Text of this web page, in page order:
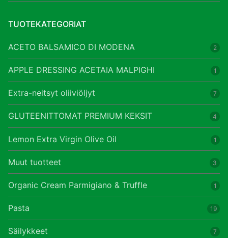
TUOTEKATEGORIAT
ACETO BALSAMICO DI MODENA 2
APPLE DRESSING ACETAIA MALPIGHI 1
Extra-neitsyt oliiviöljyt 7
GLUTEENITTOMAT PREMIUM KEKSIT 4
Lemon Extra Virgin Olive Oil 1
Muut tuotteet 3
Organic Cream Parmigiano & Truffle 1
Pasta 19
Säilykkeet 7